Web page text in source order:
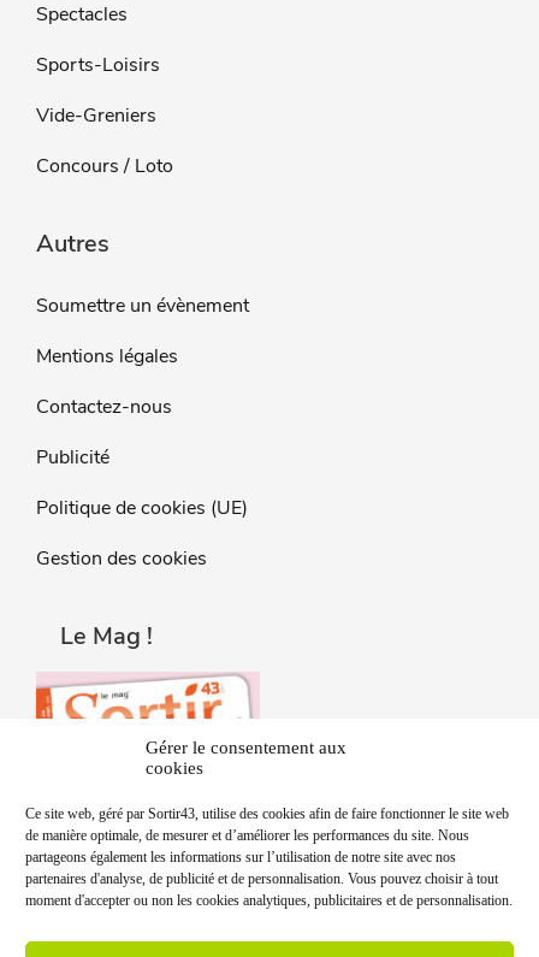
Gérer le consentement aux
cookies
Ce site web, géré par Sortir43, utilise des cookies afin de faire fonctionner le site web
de manière optimale, de mesurer et d’améliorer les performances du site. Nous
partageons également les informations sur l’utilisation de notre site avec nos
partenaires d'analyse, de publicité et de personnalisation. Vous pouvez choisir à tout
moment d'accepter ou non les cookies analytiques, publicitaires et de personnalisation.
Spectacles
Sports-Loisirs
Vide-Greniers
Concours / Loto
Autres
Soumettre un évènement
Mentions légales
Contactez-nous
Publicité
Politique de cookies (UE)
Gestion des cookies
Le Mag !